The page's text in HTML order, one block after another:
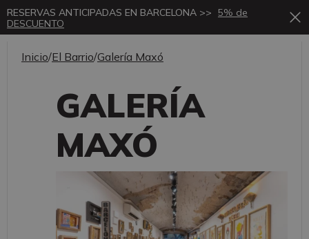
RESERVAS ANTICIPADAS EN BARCELONA >> 5% de
DESCUENTO
Inicio/El Barrio/Galería Maxó
GALERÍA
MAXÓ